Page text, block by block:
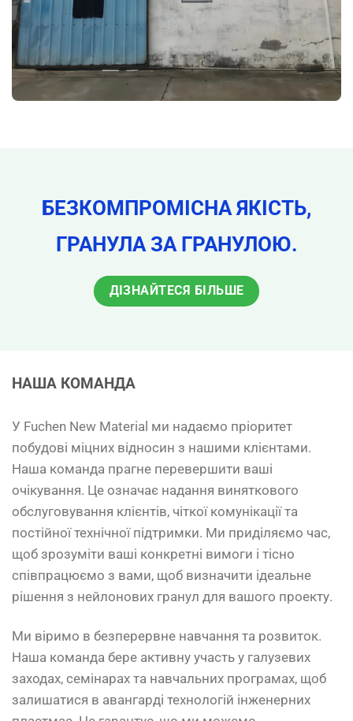
БЕЗКОМПРОМІСНА ЯКІСТЬ,
ГРАНУЛА ЗА ГРАНУЛОЮ.
ДІЗНАЙТЕСЯ БІЛЬШЕ
НАША КОМАНДА
У Fuchen New Material ми надаємо пріоритет
побудові міцних відносин з нашими клієнтами.
Наша команда прагне перевершити ваші
очікування. Це означає надання виняткового
обслуговування клієнтів, чіткої комунікації та
постійної технічної підтримки. Ми приділяємо час,
щоб зрозуміти ваші конкретні вимоги і тісно
співпрацюємо з вами, щоб визначити ідеальне
рішення з нейлонових гранул для вашого проекту.
Ми віримо в безперервне навчання та розвиток.
Наша команда бере активну участь у галузевих
заходах, семінарах та навчальних програмах, щоб
залишатися в авангарді технологій інженерних